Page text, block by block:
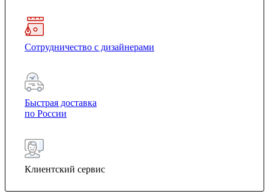
Сотрудничество с дизайнерами
Быстрая доставка
по России
Клиентский сервис